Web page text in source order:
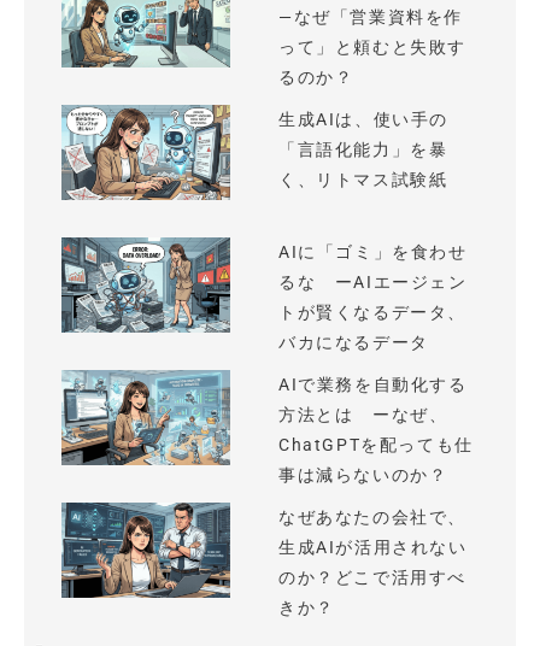
—なぜ「営業資料を作
って」と頼むと失敗す
るのか？
生成AIは、使い手の
「言語化能力」を暴
く、リトマス試験紙
AIに「ゴミ」を食わせ
るな ーAIエージェン
トが賢くなるデータ、
バカになるデータ
AIで業務を自動化する
方法とは ーなぜ、
ChatGPTを配っても仕
事は減らないのか？
なぜあなたの会社で、
生成AIが活用されない
のか？どこで活用すべ
きか？